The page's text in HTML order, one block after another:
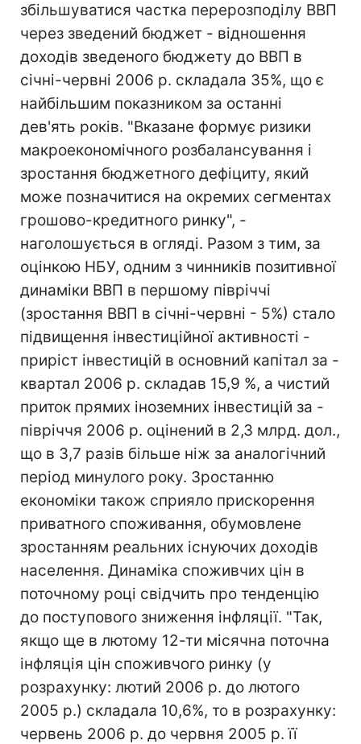
збільшуватися частка перерозподілу ВВП
через зведений бюджет - відношення
доходів зведеного бюджету до ВВП в
січні-червні 2006 р. складала 35%, що є
найбільшим показником за останні
дев'ять років. "Вказане формує ризики
макроекономічного розбалансування і
зростання бюджетного дефіциту, який
може позначитися на окремих сегментах
грошово-кредитного ринку", -
наголошується в огляді. Разом з тим, за
оцінкою НБУ, одним з чинників позитивної
динаміки ВВП в першому півріччі
(зростання ВВП в січні-червні - 5%) стало
підвищення інвестиційної активності -
приріст інвестицій в основний капітал за -
квартал 2006 р. складав 15,9 %, а чистий
приток прямих іноземних інвестицій за -
півріччя 2006 р. оцінений в 2,3 млрд. дол.,
що в 3,7 разів більше ніж за аналогічний
період минулого року. Зростанню
економіки також сприяло прискорення
приватного споживання, обумовлене
зростанням реальних існуючих доходів
населення. Динаміка споживчих цін в
поточному році свідчить про тенденцію
до поступового зниження інфляції. "Так,
якщо ще в лютому 12-ти місячна поточна
інфляція цін споживчого ринку (у
розрахунку: лютий 2006 р. до лютого
2005 р.) складала 10,6%, то в розрахунку:
червень 2006 р. до червня 2005 р. її